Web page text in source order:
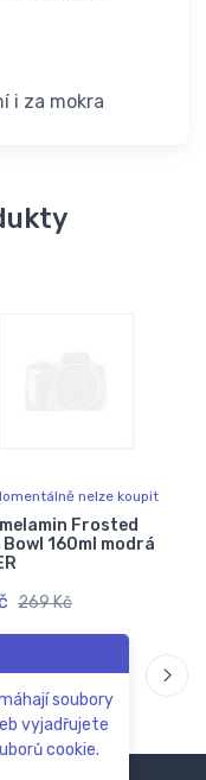
i za mokra
nelze koupit
Frosted
Bowl 160ml modrá
269 Kč
soubory
vyjadřujete
cookie.